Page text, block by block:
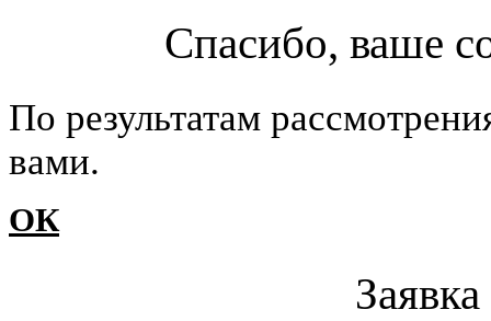
Спасибо, ваше
По результатам
вами.
ОК